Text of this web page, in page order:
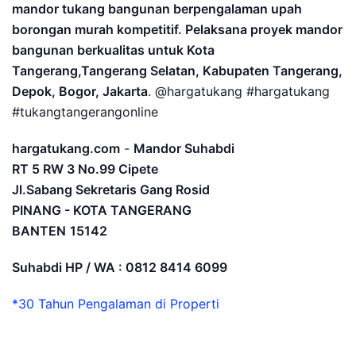
mandor tukang bangunan berpengalaman upah
borongan murah kompetitif. Pelaksana proyek mandor
bangunan berkualitas untuk Kota
Tangerang,Tangerang Selatan, Kabupaten Tangerang,
Depok, Bogor, Jakarta. @hargatukang #hargatukang
#tukangtangerangonline
hargatukang.com - Mandor Suhabdi
RT 5 RW 3 No.99 Cipete
Jl.Sabang Sekretaris Gang Rosid
PINANG - KOTA TANGERANG
BANTEN 15142
Suhabdi HP / WA : 0812 8414 6099
*30 Tahun Pengalaman di Properti